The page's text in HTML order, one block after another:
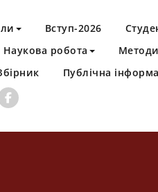
Вступ-2026
Наукова робота
Публічна